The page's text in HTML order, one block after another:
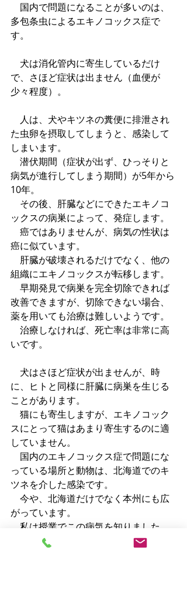
国内で問題になることが多いのは、
多包条虫によるエキノコックス症で
す。
犬は消化管内に寄生しているだけ
で、さほど症状は出ません（血便が
少々程度）。
人は、犬やキツネの糞便に排泄され
た虫卵を摂取してしまうと、感染して
しまいます。
潜伏期間（症状が出ず、ひっそりと
病気が進行してしまう期間）が5年から
10年。
その後、肝臓などにできたエキノコ
ックスの病巣によって、発症します。
癌ではありませんが、病気の性状は
癌に似ています。
肝臓が破壊されるだけでなく、他の
組織にエキノコックスが転移します。
早期発見で病巣を完全切除できれば
改善できますが、切除できない場合、
薬を用いても治療は難しいようです。
治療しなければ、死亡率は非常に高
いです。
犬はさほど症状が出ませんが、時
に、ヒトと同様に肝臓に病巣を生じる
ことがあります。
猫にも寄生しますが、エキノコック
スにとって猫はあまり寄生するのに適
していません。
国内のエキノコックス症で問題にな
っている場所と動物は、北海道でのキ
ツネを介した感染です。
今や、北海道だけでなく本州にも広
がっています。
私は授業でこの病気を知りました
が、北海道ではみなさんこの危険性を